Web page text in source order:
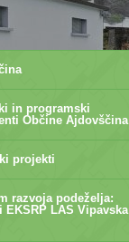
in programski
Občine Ajdovščina
projekti
razvoja podeželja:
EKSRP LAS Vipavska